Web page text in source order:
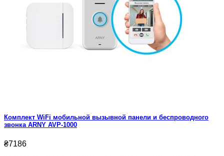
Комплект WiFi мобильной вызывной панели и беспроводного
звонка ARNY AVP-1000
₴7186